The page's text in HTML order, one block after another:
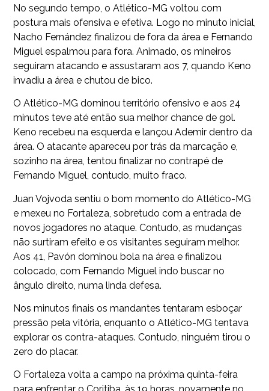
No segundo tempo, o Atlético-MG voltou com
postura mais ofensiva e efetiva. Logo no minuto inicial,
Nacho Fernández finalizou de fora da área e Fernando
Miguel espalmou para fora. Animado, os mineiros
seguiram atacando e assustaram aos 7, quando Keno
invadiu a área e chutou de bico.
O Atlético-MG dominou território ofensivo e aos 24
minutos teve até então sua melhor chance de gol.
Keno recebeu na esquerda e lançou Ademir dentro da
área. O atacante apareceu por trás da marcação e,
sozinho na área, tentou finalizar no contrapé de
Fernando Miguel, contudo, muito fraco.
Juan Vojvoda sentiu o bom momento do Atlético-MG
e mexeu no Fortaleza, sobretudo com a entrada de
novos jogadores no ataque. Contudo, as mudanças
não surtiram efeito e os visitantes seguiram melhor.
Aos 41, Pavón dominou bola na área e finalizou
colocado, com Fernando Miguel indo buscar no
ângulo direito, numa linda defesa.
Nos minutos finais os mandantes tentaram esboçar
pressão pela vitória, enquanto o Atlético-MG tentava
explorar os contra-ataques. Contudo, ninguém tirou o
zero do placar.
O Fortaleza volta a campo na próxima quinta-feira